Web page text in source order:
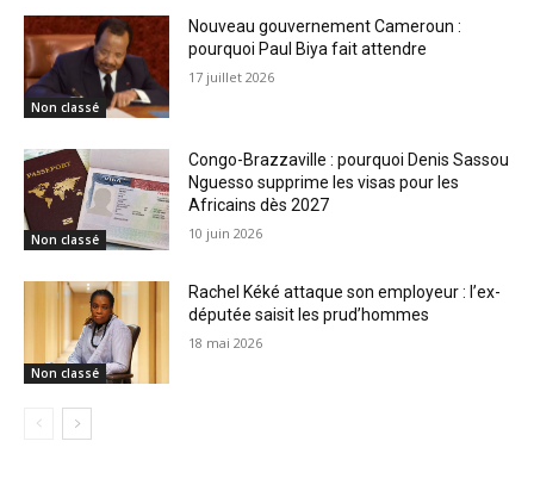
Non classé
Nouveau gouvernement Cameroun :
pourquoi Paul Biya fait attendre
17 juillet 2026
Non classé
Congo-Brazzaville : pourquoi Denis Sassou
Nguesso supprime les visas pour les
Africains dès 2027
10 juin 2026
Non classé
Rachel Kéké attaque son employeur : l’ex-
députée saisit les prud’hommes
18 mai 2026